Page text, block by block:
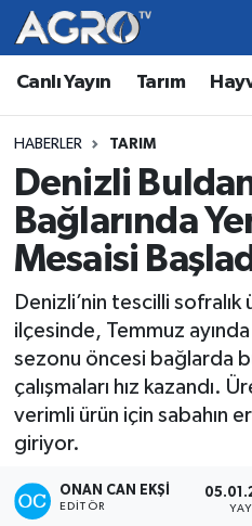
Canlı Yayın Tarım
HABERLER TARIM
Denizli
Bağlarında
Mesaisi
Denizli’nin tescilli
ilçesinde, Temmuz
sezonu öncesi bağlarda
çalışmaları hız kazandı.
verimli ürün için sabahın
giriyor.
ONAN CAN EKŞI
EDITÖR
Hava Durumu
Trafik Durumu
Süper Lig Puan
Tüm Manşetler
Son Dakika Haberleri
Haber Arşivi